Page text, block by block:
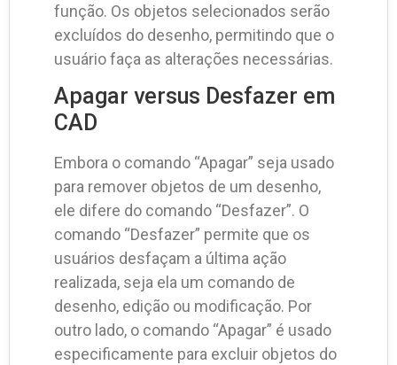
função. Os objetos selecionados serão
excluídos do desenho, permitindo que o
usuário faça as alterações necessárias.
Apagar versus Desfazer em
CAD
Embora o comando “Apagar” seja usado
para remover objetos de um desenho,
ele difere do comando “Desfazer”. O
comando “Desfazer” permite que os
usuários desfaçam a última ação
realizada, seja ela um comando de
desenho, edição ou modificação. Por
outro lado, o comando “Apagar” é usado
especificamente para excluir objetos do